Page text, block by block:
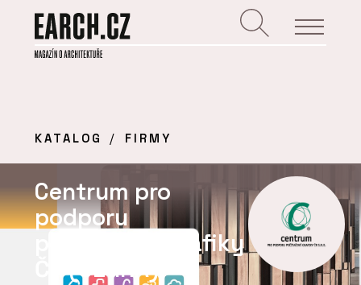
KATALOG FIRMY
Centrum pro
podporu
počítačové grafiky
ČR (CEGRA)